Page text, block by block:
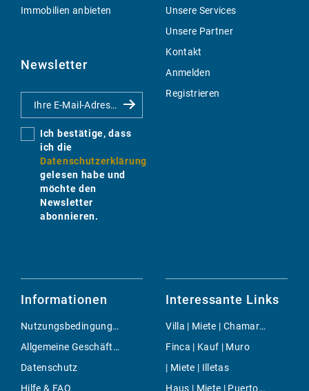
Immobilien anbieten
Newsletter
Ich bestätige, dass
ich die
Datenschutzerklärung
gelesen habe und
möchte den
Newsletter
abonnieren.
Unsere Services
Unsere Partner
Kontakt
Anmelden
Registrieren
Informationen
Nutzungsbedingungen
Allgemeine Geschäftsbedingungen
Datenschutz
Hilfe & FAQ
Interessante Links
Villa | Miete | Chamartin
Finca | Kauf | Muro
| Miete | Illetas
Haus | Miete | Puerto de Soller